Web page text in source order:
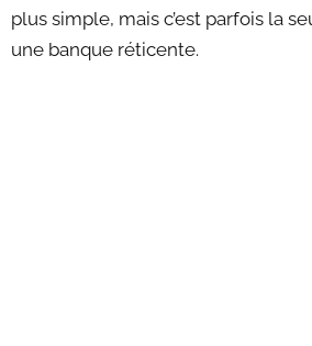
plus simple, mais c’est parfois la
une banque réticente.